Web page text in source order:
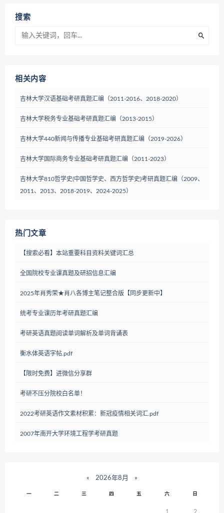
搜索
相关内容
吉林大学汉语基础考研真题汇编（2011-2016、2018-2020）
吉林大学税务专业基础考研真题汇编（2013-2015）
吉林大学440新闻与传播专业基础考研真题汇编（2019-2026）
吉林大学国际商务专业基础考研真题汇编（2011-2023）
吉林大学810哲学史(中国哲学史、西方哲学史)考研真题汇编（2009、
2011、2013、2018-2019、2024-2025）
热门文章
【搜索必看】本站重要科目资料关键词汇总
全国院校专业课真题及研招信息汇编
2025年肖秀荣★肖八各博主笔记整合版【同步更新中】
统考专业课历年考研真题汇编
考研英语真题阅读单词解析及单词背诵表
衡水体英语字帖.pdf
【限时免费】进微信分享群
考研不压分院校白名单！
2022考研英语作文素材积累：新冠疫情相关词汇.pdf
2007年南开大学环境工程学考研真题
« 2026年8月 »
一 二 三 四 五 六 日